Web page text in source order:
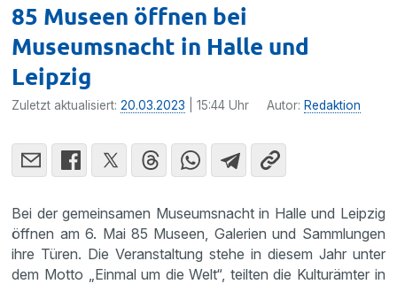
85 Museen öffnen bei
Museumsnacht in Halle und
Leipzig
Zuletzt aktualisiert:20.03.2023 | 15:44 Uhr Autor: Redaktion
Bei der gemeinsamen Museumsnacht in Halle und Leipzig
öffnen am 6. Mai 85 Museen, Galerien und Sammlungen
ihre Türen. Die Veranstaltung stehe in diesem Jahr unter
dem Motto „Einmal um die Welt“, teilten die Kulturämter in